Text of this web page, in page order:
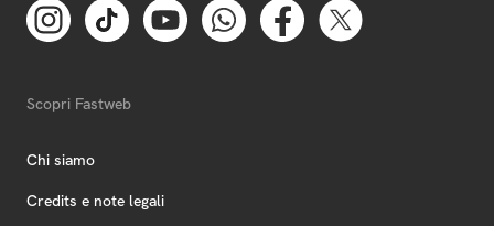
Scopri Fastweb
Chi siamo
Credits e note legali